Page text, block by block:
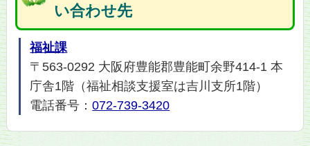
い合わせ先
福祉課
〒563-0292 大阪府豊能郡豊能町余野414-1 本
庁舎1階（福祉相談支援室は吉川支所1階）
電話番号：072-739-3420